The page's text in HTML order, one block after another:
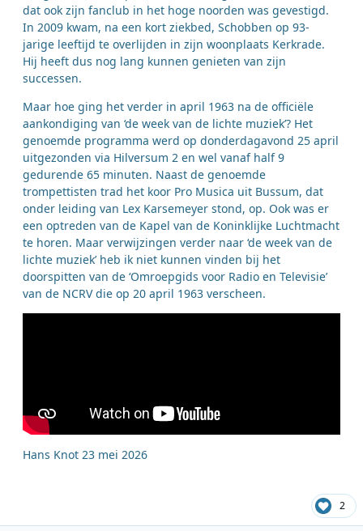
dat ook zijn fanclub in het hoge noorden was gevestigd.
In 2009 kwam, na een kort ziekbed, Schobben op 93-
jarige leeftijd te overlijden in zijn woonplaats Kerkrade.
Hij heeft dus nog lang kunnen genieten van zijn
successen.
Maar hoe ging het verder in april 1963 na de officiële
aankondiging van ‘de week van de lichte muziek’? Het
genoemde programma werd op donderdagavond 25 april
uitgezonden via Hilversum 2 en wel vanaf half 9
gedurende 65 minuten. Naast de genoemde
trompettisten trad het koor Pro Musica uit Bussum, dat
onder leiding van Lex Karsemeyer stond, op. Ook was er
een optreden van de Kapel van de Koninklijke Luchtmacht
te horen. Maar verwijzingen verder naar ‘de week van de
lichte muziek’ heb ik niet kunnen vinden bij het
doorspitten van de ‘Omroepgids voor Radio en Televisie’
van de NCRV die op 20 april 1963 verscheen.
Hans Knot 23 mei 2026
2